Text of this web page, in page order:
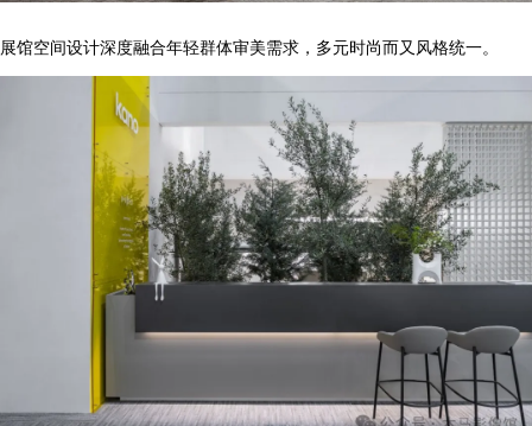
展馆空间设计深度融合年轻群体审美需求，多元时尚而又风格统一。